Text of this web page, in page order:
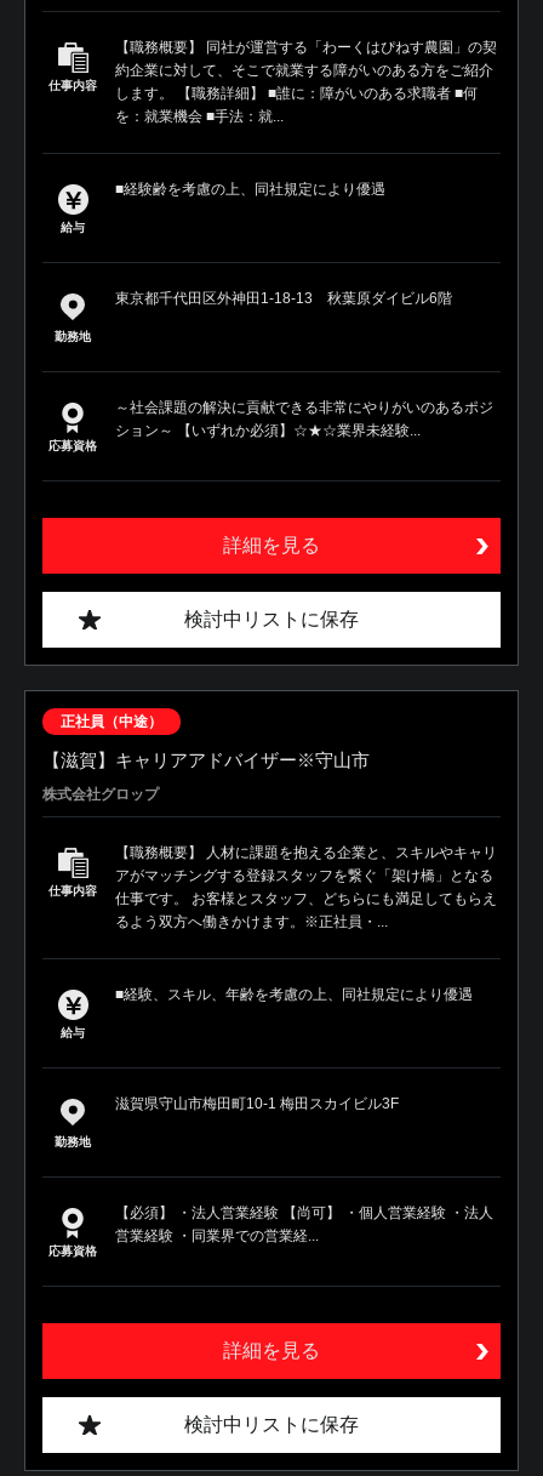
仕事内容
【職務概要】 同社が運営する「わーくはぴねす農園」の契
約企業に対して、そこで就業する障がいのある方をご紹介
します。 【職務詳細】 ■誰に：障がいのある求職者 ■何
を：就業機会 ■手法：就...
給与
■経験齢を考慮の上、同社規定により優遇
勤務地
東京都千代田区外神田1-18-13 秋葉原ダイビル6階
応募資格
～社会課題の解決に貢献できる非常にやりがいのあるポジ
ション～ 【いずれか必須】☆★☆業界未経験...
詳細を見る
検討中リストに保存
正社員（中途）
【滋賀】キャリアアドバイザー※守山市
株式会社グロップ
仕事内容
【職務概要】 人材に課題を抱える企業と、スキルやキャリ
アがマッチングする登録スタッフを繋ぐ「架け橋」となる
仕事です。 お客様とスタッフ、どちらにも満足してもらえ
るよう双方へ働きかけます。※正社員・...
給与
■経験、スキル、年齢を考慮の上、同社規定により優遇
勤務地
滋賀県守山市梅田町10-1 梅田スカイビル3F
応募資格
【必須】 ・法人営業経験 【尚可】 ・個人営業経験 ・法人
営業経験 ・同業界での営業経...
詳細を見る
検討中リストに保存